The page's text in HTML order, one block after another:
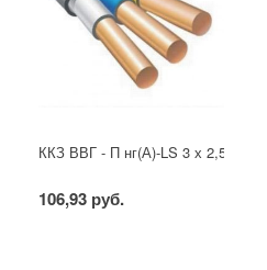
ККЗ ВВГ - П нг(А)-LS 3 х 2,5 ГОСТ
106,93 руб.